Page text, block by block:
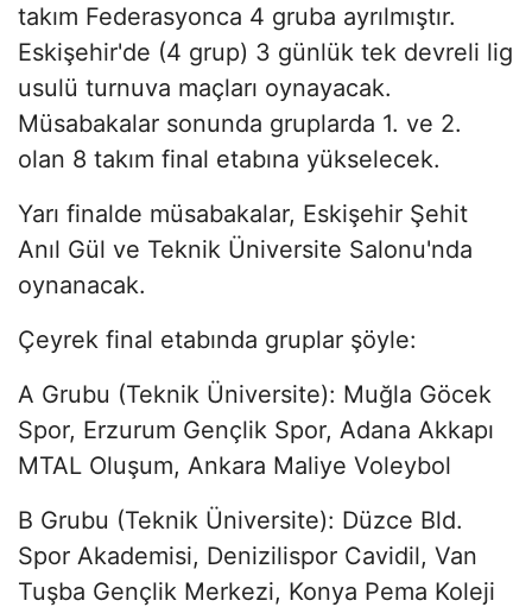
takım Federasyonca 4 gruba ayrılmıştır.
Eskişehir'de (4 grup) 3 günlük tek devreli lig
usulü turnuva maçları oynayacak.
Müsabakalar sonunda gruplarda 1. ve 2.
olan 8 takım final etabına yükselecek.
Yarı finalde müsabakalar, Eskişehir Şehit
Anıl Gül ve Teknik Üniversite Salonu'nda
oynanacak.
Çeyrek final etabında gruplar şöyle:
A Grubu (Teknik Üniversite): Muğla Göcek
Spor, Erzurum Gençlik Spor, Adana Akkapı
MTAL Oluşum, Ankara Maliye Voleybol
B Grubu (Teknik Üniversite): Düzce Bld.
Spor Akademisi, Denizilispor Cavidil, Van
Tuşba Gençlik Merkezi, Konya Pema Koleji